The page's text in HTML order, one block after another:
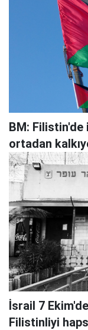
BM:
ortadan
İsrail 7
Filistinliyi